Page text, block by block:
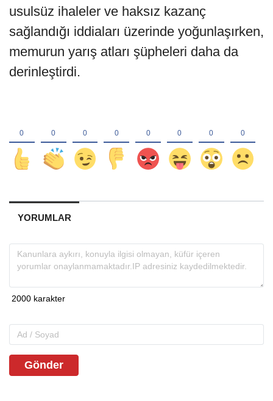
usulsüz ihaleler ve haksız kazanç
sağlandığı iddiaları üzerinde yoğunlaşırken,
memurun yarış atları şüpheleri daha da
derinleştirdi.
YORUMLAR
Gönder